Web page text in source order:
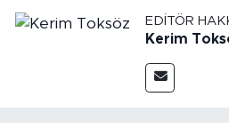
EDITÖR
Kerim